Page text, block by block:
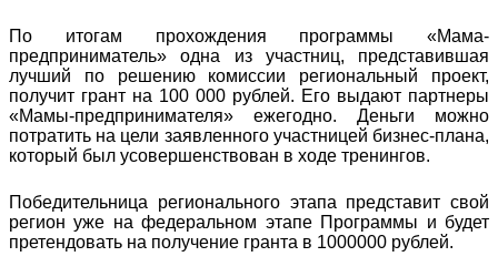
По итогам прохождения программы «Мама-
предприниматель» одна из участниц, представившая
лучший по решению комиссии региональный проект,
получит грант на 100 000 рублей. Его выдают партнеры
«Мамы-предпринимателя» ежегодно. Деньги можно
потратить на цели заявленного участницей бизнес-плана,
который был усовершенствован в ходе тренингов.
Победительница регионального этапа представит свой
регион уже на федеральном этапе Программы и будет
претендовать на получение гранта в 1000000 рублей.